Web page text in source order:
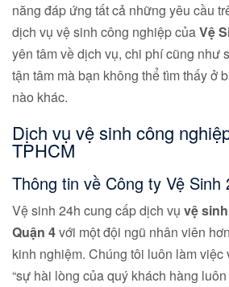
năng đáp ứng tất cả những yêu cầu
dịch vụ vệ sinh công nghiệp củaVệ
yên tâm về dịch vụ, chi phí cũng như
tận tâm mà bạn không thể tìm thấy ở
nào khác.
Dịch vụ vệ sinh công
TPHCM
Thông tin về Công ty Vệ Sinh
Vệ sinh 24h cung cấp dịch vụ vệ
Quận 4với một đội ngũ nhân viên
kinh nghiệm. Chúng tôi luôn làm việc
“sự hài lòng của quý khách hàng